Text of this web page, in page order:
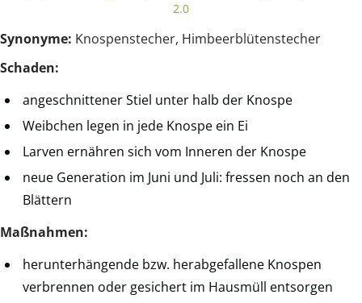
2.0
Synonyme: Knospenstecher, Himbeerblütenstecher
Schaden:
angeschnittener Stiel unter halb der Knospe
Weibchen legen in jede Knospe ein Ei
Larven ernähren sich vom Inneren der Knospe
neue Generation im Juni und Juli: fressen noch an den
Blättern
Maßnahmen:
herunterhängende bzw. herabgefallene Knospen
verbrennen oder gesichert im Hausmüll entsorgen